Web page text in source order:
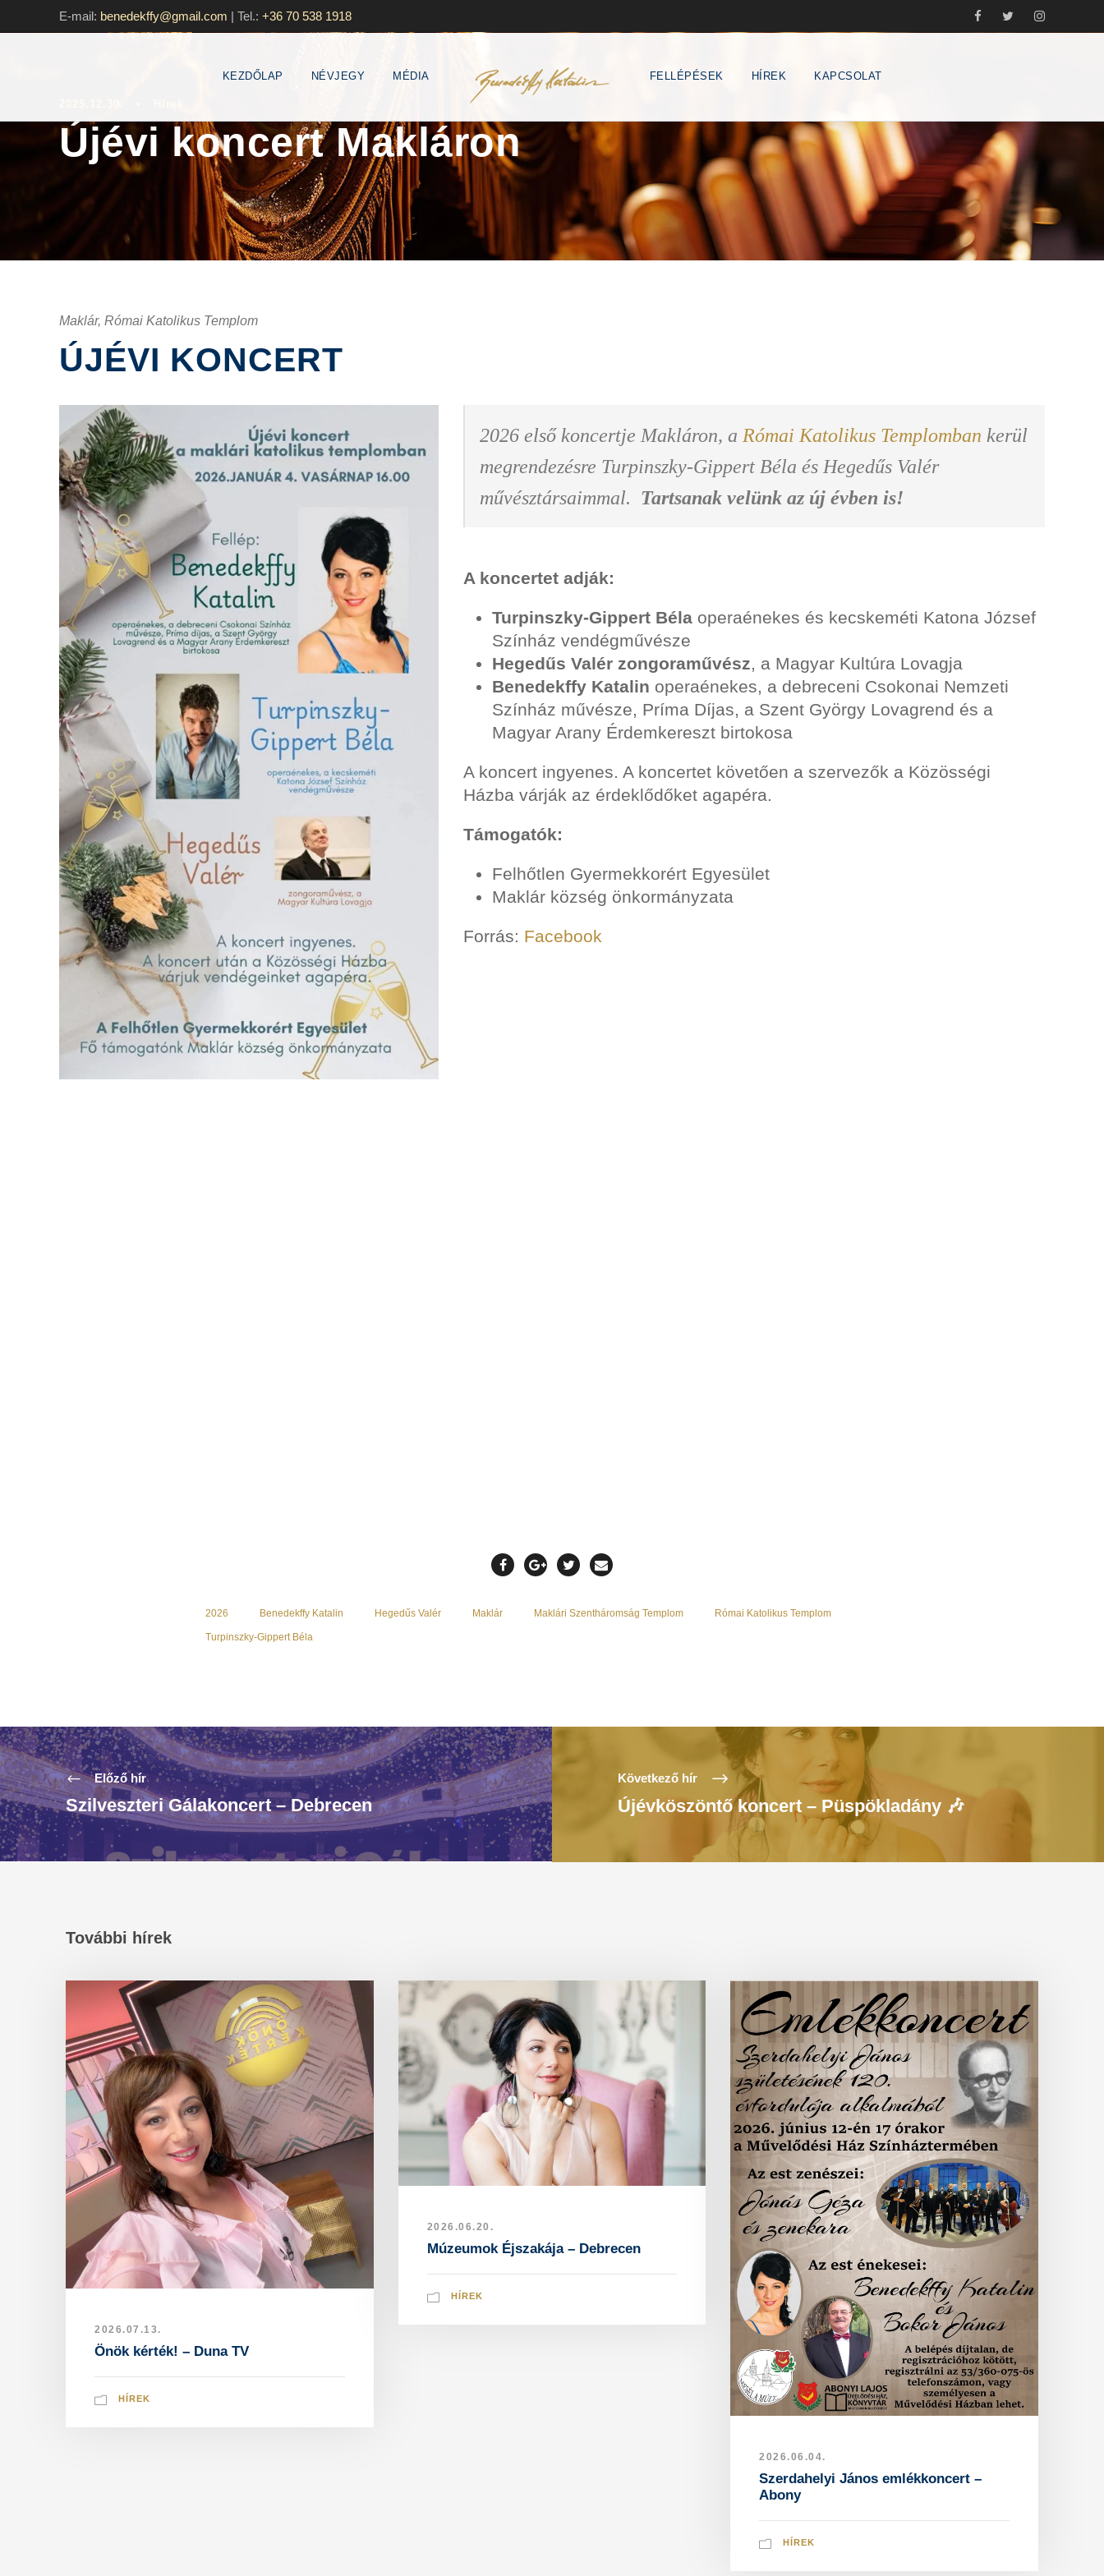
E-mail: benedekffy@gmail.com | Tel.: +36 70 538 1918
KEZDŐLAP NÉVJEGY MÉDIA FELLÉPÉSEK HÍREK KAPCSOLAT
Újévi koncert Makláron
Maklár, Római Katolikus Templom
ÚJÉVI KONCERT
2026 első koncertje Makláron, a Római Katolikus Templomban kerül
megrendezésre Turpinszky-Gippert Béla és Hegedűs Valér
művésztársaimmal. Tartsanak velünk az új évben is!
A koncertet adják:
Turpinszky-Gippert Béla operaénekes és kecskeméti Katona József
Színház vendégművésze
Hegedűs Valér zongoraművész, a Magyar Kultúra Lovagja
Benedekffy Katalin operaénekes, a debreceni Csokonai Nemzeti
Színház művésze, Príma Díjas, a Szent György Lovagrend és a
Magyar Arany Érdemkereszt birtokosa
A koncert ingyenes. A koncertet követően a szervezők a Közösségi
Házba várják az érdeklődőket agapéra.
Támogatók:
Felhőtlen Gyermekkorért Egyesület
Maklár község önkormányzata
Forrás: Facebook
2026 Benedekffy Katalin Hegedűs Valér Maklár Maklári Szentháromság Templom Római Katolikus Templom
Turpinszky-Gippert Béla
Előző hír
Szilveszteri Gálakoncert – Debrecen
Következő hír
Újévköszöntő koncert – Püspökladány 🎶
További hírek
2026.07.13.
Önök kérték! – Duna TV
HÍREK
2026.06.20.
Múzeumok Éjszakája – Debrecen
HÍREK
2026.06.04.
Szerdahelyi János emlékkoncert –
Abony
HÍREK